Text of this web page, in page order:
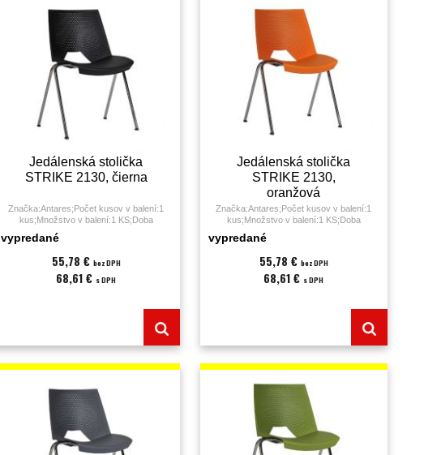
Jedálenská stolička
STRIKE 2130, čierna
Značka:Antares;Počet kusov v balení:1
kus;Množstvo v balení:1 KS;Doba
sedenia:0 - 3 hodiny;Druh:jedálenská
stolička;Farba:čierna;Materiál:;Nosnosť:120
sedáku:45;Záruka:36 mesiacov;
vypredané
55,78 € bez DPH
68,61 € s DPH
Jedálenská stolička
STRIKE 2130,
oranžová
Značka:Antares;Počet kusov v balení:1
kus;Množstvo v balení:1 KS;Doba
sedenia:0 - 3 hodiny;Druh:jedálenská
stolička;Farba:oranžová;Nosnosť:120
sedáku:45;Záruka:36 mesiacov;
vypredané
55,78 € bez DPH
68,61 € s DPH